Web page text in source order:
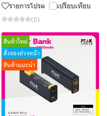
รายการโปรด เปรียบเทียบ
(0)
สินค้าใหม่
สั่งจองล่วงหน้า
สินค้าแนะนำ